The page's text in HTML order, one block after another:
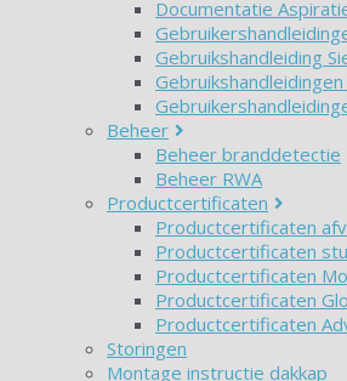
Documentatie
Gebruikshandleiding
Beheer
Beheer branddetectie
Beheer RWA
Productcertificaten
Productcertificaten
Productcertificaten
Productcertificaten
Productcertificaten
Productcertificaten
Storingen
Montage instructie dakkap